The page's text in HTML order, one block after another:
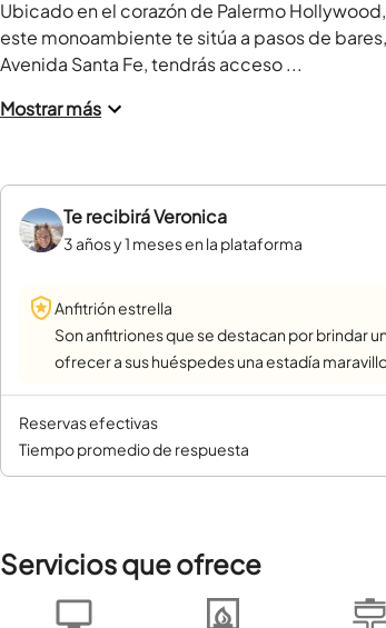
Ubicado en el corazón de Palermo
este monoambiente te sitúa a pasos de
Avenida Santa Fe, tendrás acceso ...
Mostrar más
Te recibiráVeronica
3 años y 1 meses en la plataforma
Anfitrión estrella
Son anfitriones que se destacan por brindar
ofrecer a sus huéspedes una estadía
reservas efectivas
tiempo promedio de respuesta
Servicios que ofrece